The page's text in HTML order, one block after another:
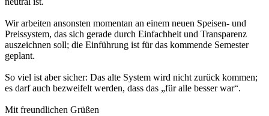
Wir arbeiten ansonsten momentan an einem neuen Speisen- und
Preissystem, das sich gerade durch Einfachheit und Transparenz
auszeichnen soll; die Einführung ist für das kommende Semester
geplant.
So viel ist aber sicher: Das alte System wird nicht zurück kommen;
es darf auch bezweifelt werden, dass das „für alle besser war“.
Mit freundlichen Grüßen